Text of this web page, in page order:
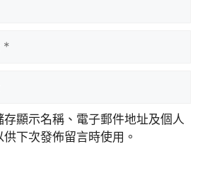
存顯示名稱、電子郵件地址及個人
下次發佈留言時使用。